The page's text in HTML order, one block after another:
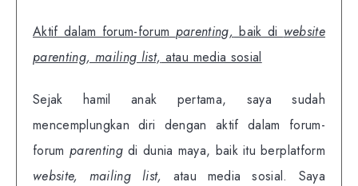
Aktif dalam forum-forum parenting, baik di website
parenting, mailing list, atau media sosial
Sejak hamil anak pertama, saya sudah
mencemplungkan diri dengan aktif dalam forum-
forum parenting di dunia maya, baik itu berplatform
website, mailing list, atau media sosial. Saya